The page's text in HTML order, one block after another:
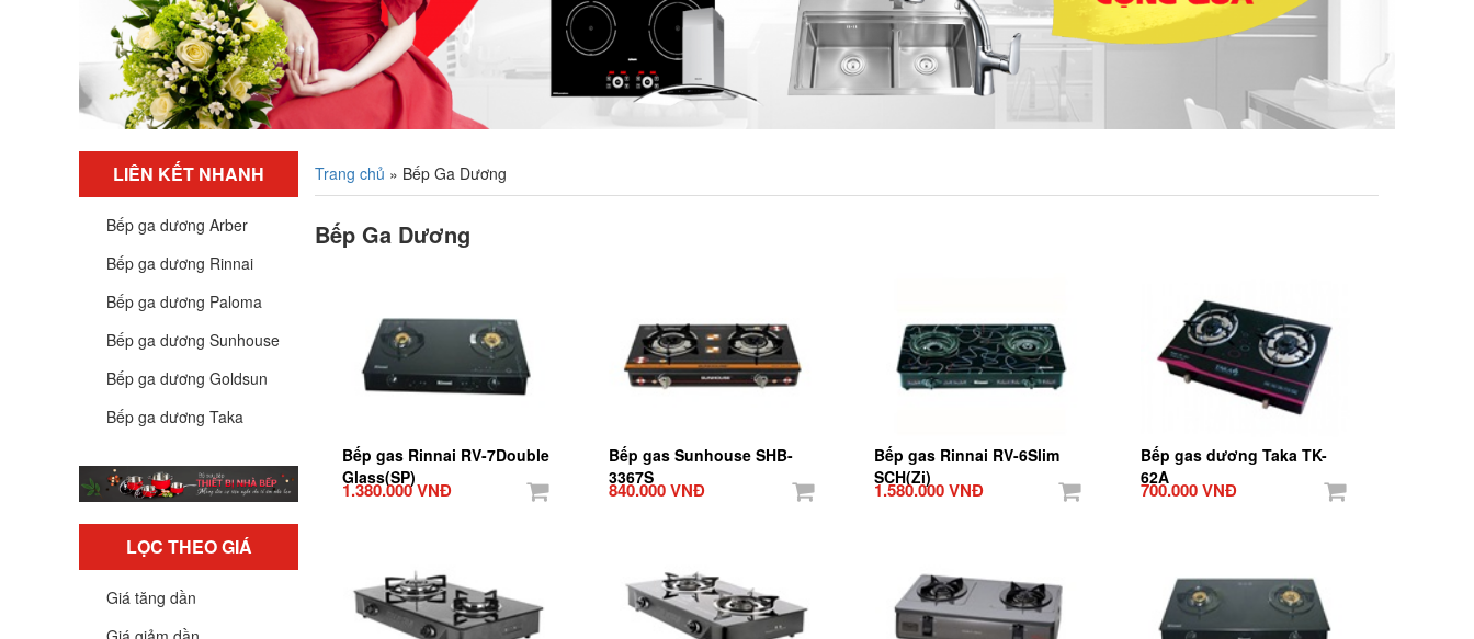
LIÊN KẾT NHANH
Bếp ga dương Arber
Bếp ga dương Rinnai
Bếp ga dương Paloma
Bếp ga dương Sunhouse
Bếp ga dương Goldsun
Bếp ga dương Taka
LỌC THEO GIÁ
Giá tăng dần
Trang chủ » Bếp Ga Dương
Bếp Ga Dương
Bếp gas Rinnai RV-7Double
Glass(SP)
1.380.000 VNĐ
Bếp gas Sunhouse SHB-
3367S
840.000 VNĐ
Bếp gas Rinnai RV-6Slim
SCH(Zi)
1.580.000 VNĐ
Bếp gas dương Taka TK-
62A
700.000 VNĐ